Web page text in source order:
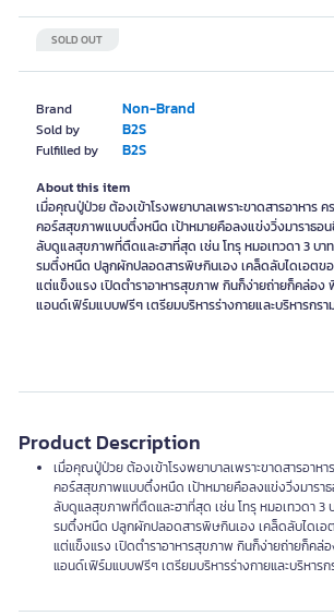
Brand Non-Brand
Sold by B2S
Fulfilled by B2S
SOLD OUT
About this item
เมื่อคุณปู่ป่วย ต้องเข้าโรงพยาบาลเพราะขาดสารอาหาร
คอร์สสุขภาพแบบตึ๋งหนืด เป้าหมายคือลงแข่งวิ่งมาราธอ
ลับดูแลสุขภาพที่ตืดและฮาที่สุด เช่น โทรุ หมอเทวดา 3 บา
รมตึ๋งหนืด ปลูกผักปลอดสารพิษกินเอง เคล็ดลับไดเอต
แต่แข็งแรง เปิดตำราอาหารสุขภาพ กินก็ง่ายถ่ายก็คล่อ
แอนด์เฟิร์มแบบฟรีๆ เตรียมบริหารร่างกายและบริหารกรา
Product Description
เมื่อคุณปู่ป่วย ต้องเข้าโรงพยาบาลเพราะขาดสารอาห
คอร์สสุขภาพแบบตึ๋งหนืด เป้าหมายคือลงแข่งวิ่งมารา
ลับดูแลสุขภาพที่ตืดและฮาที่สุด เช่น โทรุ หมอเทวดา 3
รมตึ๋งหนืด ปลูกผักปลอดสารพิษกินเอง เคล็ดลับไดเ
แต่แข็งแรง เปิดตำราอาหารสุขภาพ กินก็ง่ายถ่ายก็ค
แอนด์เฟิร์มแบบฟรีๆ เตรียมบริหารร่างกายและบริหารก